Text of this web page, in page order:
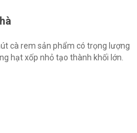
cà rem sản phẩm có trọng lượng
hạt xốp nhỏ tạo thành khối lớn.